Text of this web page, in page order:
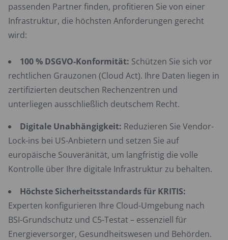
passenden Partner finden, profitieren Sie von einer
Infrastruktur, die höchsten Anforderungen gerecht
wird:
100 % DSGVO-Konformität: Schützen Sie sich vor
rechtlichen Grauzonen (Cloud Act). Ihre Daten liegen in
zertifizierten deutschen Rechenzentren und
unterliegen ausschließlich deutschem Recht.
Digitale Unabhängigkeit: Reduzieren Sie Vendor-
Lock-ins bei US-Anbietern und setzen Sie auf
europäische Souveränität, um langfristig die volle
Kontrolle über Ihre digitale Infrastruktur zu behalten.
Höchste Sicherheitsstandards für KRITIS:
Experten konfigurieren Ihre Cloud-Umgebung nach
BSI-Grundschutz und C5-Testat – essenziell für
Energieversorger, Gesundheitswesen und Behörden.